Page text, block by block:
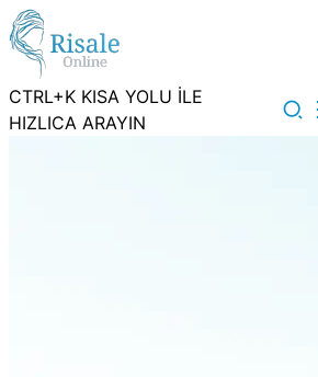
CTRL+K KISA YOLU İLE
HIZLICA ARAYIN